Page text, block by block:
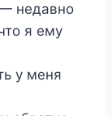
недавно
я ему
у меня